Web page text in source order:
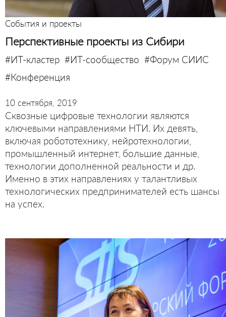
События и проекты
Перспективные проекты из Сибири
#ИТ-кластер #ИТ-сообщество #Форум СИИС
#Конференция
10 сентября, 2019
Сквозные цифровые технологии являются
ключевыми направлениями НТИ. Их девять,
включая робототехнику, нейротехнологии,
промышленный интернет, большие данные,
технологии дополненной реальности и др.
Именно в этих направлениях у талантливых
технологических предпринимателей есть шансы
на успех.